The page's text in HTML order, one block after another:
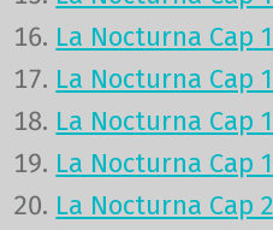
La Nocturna Cap
La Nocturna Cap
La Nocturna Cap
La Nocturna Cap
La Nocturna Cap